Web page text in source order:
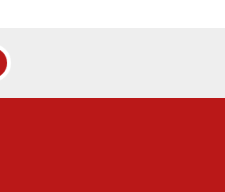
tytułów zachowujących sens